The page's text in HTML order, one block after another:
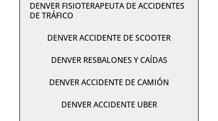
DENVER FISIOTERAPEUTA DE ACCIDENTES
DE TRÁFICO
DENVER ACCIDENTE DE SCOOTER
DENVER RESBALONES Y CAÍDAS
DENVER ACCIDENTE DE CAMIÓN
DENVER ACCIDENTE UBER